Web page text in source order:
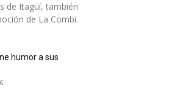
de Itagüí, también
de La Combi.
humor a sus